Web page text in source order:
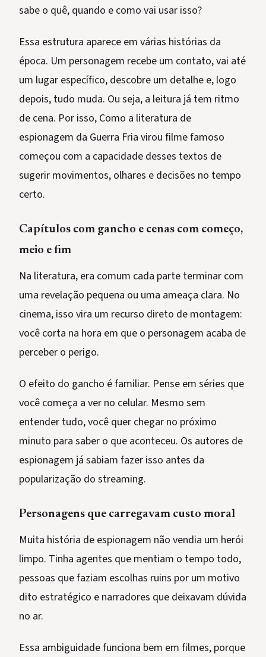
sabe o quê, quando e como vai usar isso?
Essa estrutura aparece em várias histórias da
época. Um personagem recebe um contato, vai até
um lugar específico, descobre um detalhe e, logo
depois, tudo muda. Ou seja, a leitura já tem ritmo
de cena. Por isso, Como a literatura de
espionagem da Guerra Fria virou filme famoso
começou com a capacidade desses textos de
sugerir movimentos, olhares e decisões no tempo
certo.
Capítulos com gancho e cenas com começo,
meio e fim
Na literatura, era comum cada parte terminar com
uma revelação pequena ou uma ameaça clara. No
cinema, isso vira um recurso direto de montagem:
você corta na hora em que o personagem acaba de
perceber o perigo.
O efeito do gancho é familiar. Pense em séries que
você começa a ver no celular. Mesmo sem
entender tudo, você quer chegar no próximo
minuto para saber o que aconteceu. Os autores de
espionagem já sabiam fazer isso antes da
popularização do streaming.
Personagens que carregavam custo moral
Muita história de espionagem não vendia um herói
limpo. Tinha agentes que mentiam o tempo todo,
pessoas que faziam escolhas ruins por um motivo
dito estratégico e narradores que deixavam dúvida
no ar.
Essa ambiguidade funciona bem em filmes, porque